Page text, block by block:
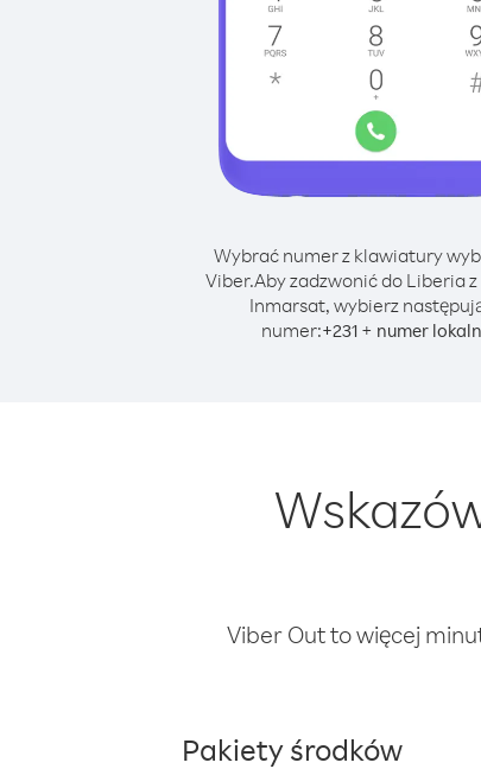
Wybrać numer z klawiatury
Viber.Aby zadzwonić do Liberia
Inmarsat, wybierz
numer:+231 + numer
Viber Out to więcej
Pakiety środków